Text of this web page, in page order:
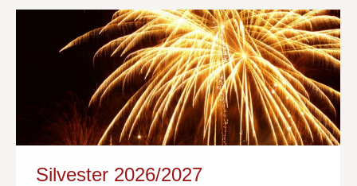
Silvester 2026/2027